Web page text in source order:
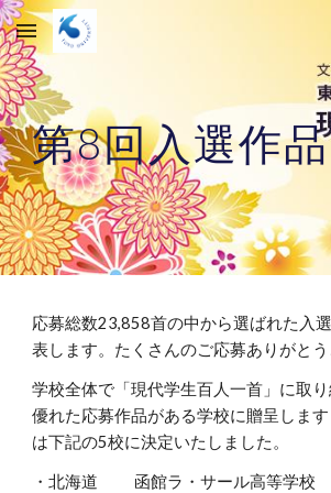
Skip to main content
第8回入選作品
応募総数23,858首の中から選ばれた入
表します。たくさんのご応募ありがとう
学校全体で「現代学生百人一首」に取
優れた応募作品がある学校に贈呈します
は下記の5校に決定いたしました。
・北海道 函館ラ・サール高等学校